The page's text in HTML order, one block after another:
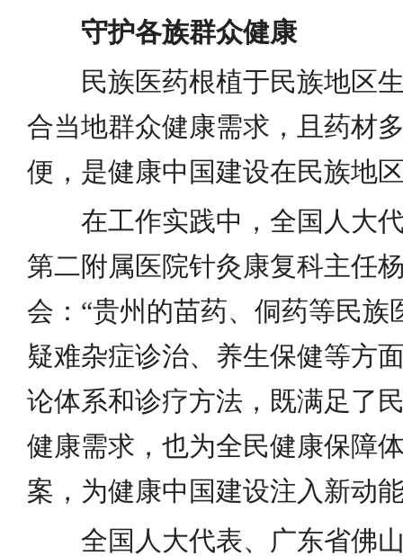
守护各族群众健康
民族医药根植于民族地区
合当地群众健康需求，且药材
便，是健康中国建设在民族地
在工作实践中，全国人大
第二附属医院针灸康复科主任
会：“贵州的苗药、侗药等民族
疑难杂症诊治、养生保健等方
论体系和诊疗方法，既满足了
健康需求，也为全民健康保障
案，为健康中国建设注入新动
全国人大代表、广东省佛